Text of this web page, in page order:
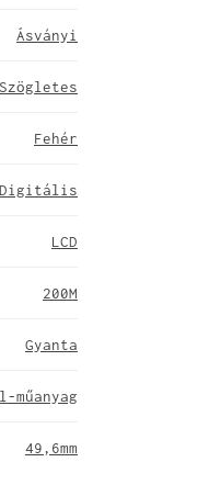
Ásványi
Szögletes
Fehér
Digitális
LCD
200M
Gyanta
műanyag
49,6mm